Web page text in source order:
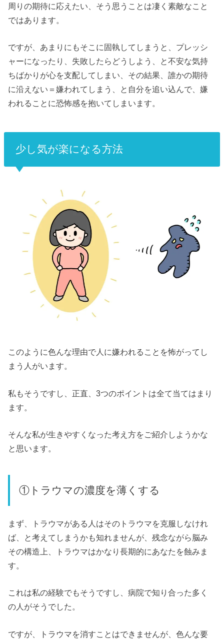
周りの期待に応えたい、そう思うことは凄く素敵なこと
ではあります。
ですが、あまりにもそこに固執してしまうと、プレッシ
ャーになったり、失敗したらどうしよう、と不安な気持
ちばかりが心を支配してしまい、その結果、誰かの期待
に沿えない＝嫌われてしまう、と自分を追い込んで、嫌
われることに恐怖感を抱いてしまいます。
少し気が楽になる方法
このように色んな理由で人に嫌われることを怖がってし
まう人がいます。
私もそうですし、正直、3つのポイントは全て当てはまり
ます。
そんな私が生きやすくなった考え方をご紹介しようかな
と思います。
①トラウマの濃度を薄くする
まず、トラウマがある人はそのトラウマを克服しなけれ
ば、と考えてしまうかも知れませんが、残念ながら脳み
その構造上、トラウマはかなり長期的にあなたを蝕みま
す。
これは私の経験でもそうですし、病院で知り合った多く
の人がそうでした。
ですが、トラウマを消すことはできませんが、色んな要